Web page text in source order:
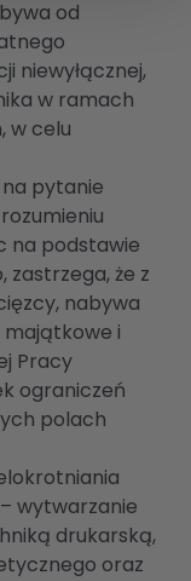
od
niewyłącznej,
w ramach
w celu
pytanie
na podstawie
zastrzega, że z
nabywa
majątkowe i
Pracy
ograniczeń
polach
wytwarzanie
drukarską,
oraz